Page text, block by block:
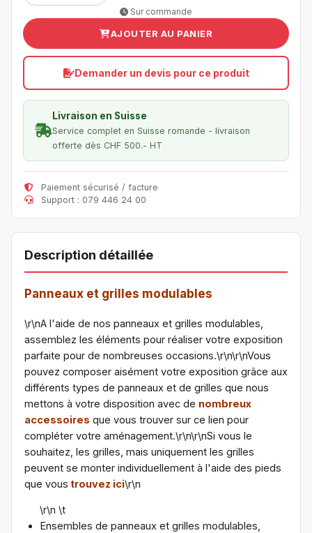
Sur commande
AJOUTER AU PANIER
Demander un devis pour ce produit
Livraison en Suisse
Service complet en Suisse romande - livraison
offerte dès CHF 500.- HT
Paiement sécurisé / facture
Support : 079 446 24 00
Description détaillée
Panneaux et grilles modulables
\r\nA l'aide de nos panneaux et grilles modulables,
assemblez les éléments pour réaliser votre exposition
parfaite pour de nombreuses occasions.\r\n\r\nVous
pouvez composer aisément votre exposition grâce aux
différents types de panneaux et de grilles que nous
mettons à votre disposition avec de nombreux
accessoires que vous trouver sur ce lien pour
compléter votre aménagement.\r\n\r\nSi vous le
souhaitez, les grilles, mais uniquement les grilles
peuvent se monter individuellement à l'aide des pieds
que vous trouvez ici\r\n
\r\n \t
Ensembles de panneaux et grilles modulables,